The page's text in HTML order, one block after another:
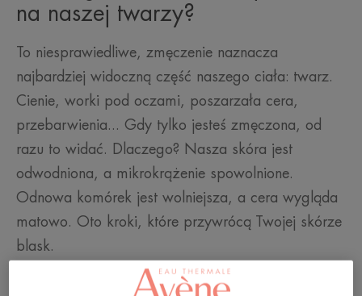
na naszej twarzy?
To niesprawiedliwe, zmęczenie naznacza
najbardziej widoczną część naszego ciała: twarz.
Cienie, worki pod oczami, poszarzała cera,
przebarwienia... Gdy tylko jesteś zmęczona, od
razu to widać. Dlaczego? Nasza skóra jest
odwodniona, a mikrokrążenie spowolnione.
Odnowa komórek jest wolniejsza, a cera wygląda
matowo. Oto kroki, które przywrócą Twojej skórze
blask.